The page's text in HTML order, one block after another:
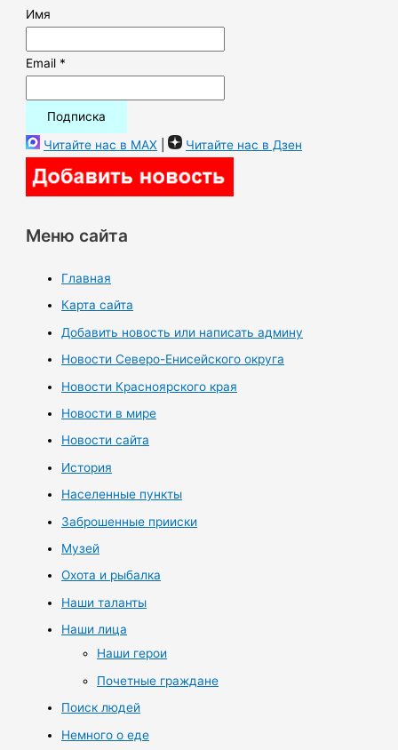
Имя
Email *
Читайте нас в MAX | Читайте нас в Дзен
Меню сайта
Главная
Карта сайта
Добавить новость или написать админу
Новости Северо-Енисейского округа
Новости Красноярского края
Новости в мире
Новости сайта
История
Населенные пункты
Заброшенные прииски
Музей
Охота и рыбалка
Наши таланты
Наши лица
Наши герои
Почетные граждане
Поиск людей
Немного о еде